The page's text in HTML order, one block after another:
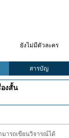
ยังไม่มีตัวละคร
สารบัญ
องสั้น
ารถเขียนวิจารณ์ได้